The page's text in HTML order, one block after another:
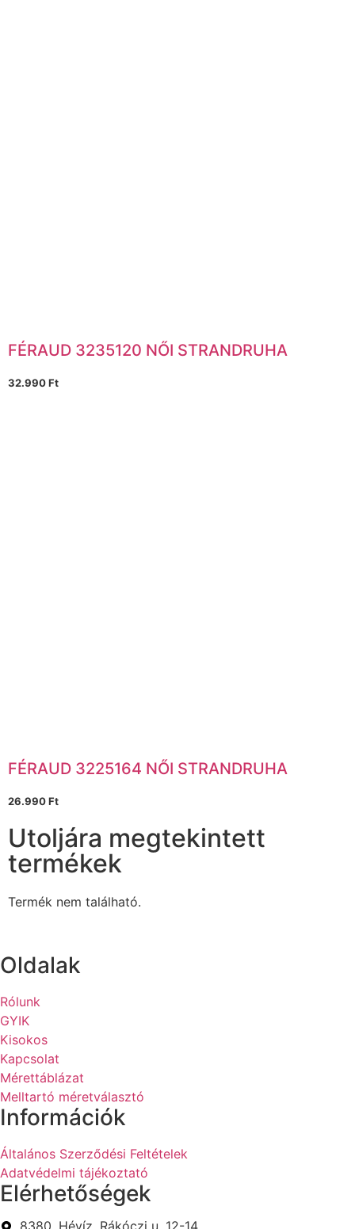
FÉRAUD 3235120 NŐI STRANDRUHA
32.990Ft
FÉRAUD 3225164 NŐI STRANDRUHA
26.990Ft
Utoljára megtekintett
termékek
Termék nem található.
Oldalak
Rólunk
GYIK
Kisokos
Kapcsolat
Mérettáblázat
Melltartó méretválasztó
Információk
Általános Szerződési Feltételek
Adatvédelmi tájékoztató
Elérhetőségek
8380, Hévíz, Rákóczi u. 12-14.